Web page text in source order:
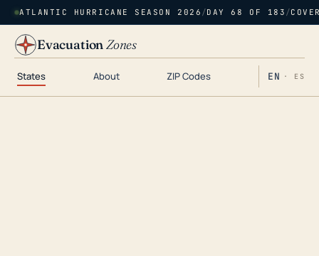
ATLANTIC HURRICANE SEASON 2026 /DAY 68 OF 183 /
EvacuationZones
States About ZIP Codes EN · ES